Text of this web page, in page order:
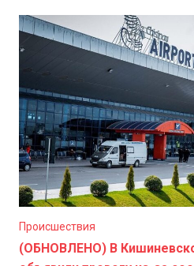
из Бухареста прибудет в 21:10
Происшествия
(ОБНОВЛЕНО) В